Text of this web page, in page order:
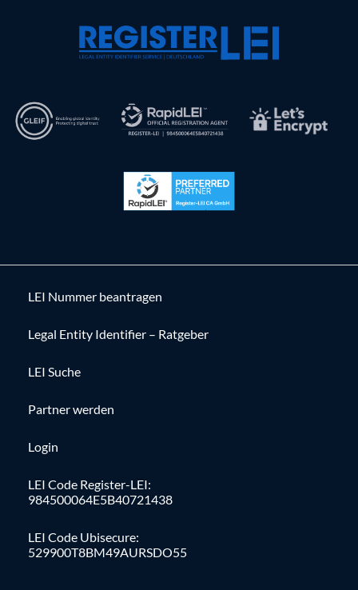
LEI Nummer beantragen
Legal Entity Identifier – Ratgeber
LEI Suche
Partner werden
Login
LEI Code Register-LEI:
984500064E5B40721438
LEI Code Ubisecure:
529900T8BM49AURSDO55